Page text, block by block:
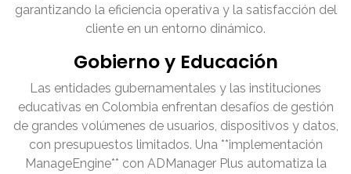
garantizando la eficiencia operativa y la satisfacción del
cliente en un entorno dinámico.
Gobierno y Educación
Las entidades gubernamentales y las instituciones
educativas en Colombia enfrentan desafíos de gestión
de grandes volúmenes de usuarios, dispositivos y datos,
con presupuestos limitados. Una **implementación
ManageEngine** con ADManager Plus automatiza la